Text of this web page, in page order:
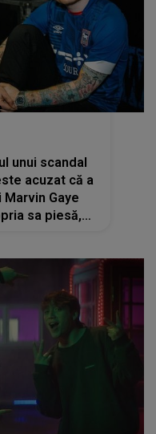
unui scandal
acuzat că a
Gaye
sa piesă,